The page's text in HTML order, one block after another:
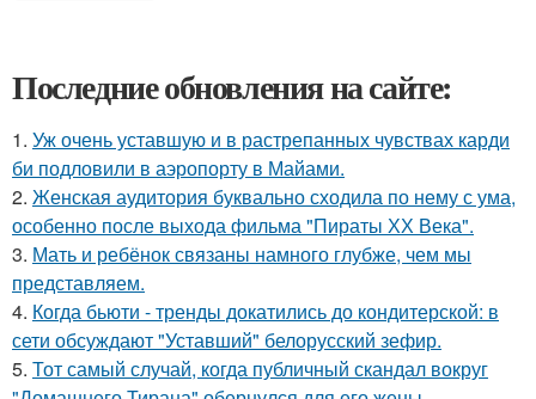
Последние обновления на сайте:
1. Уж очень уставшую и в растрепанных чувствах карди
би подловили в аэропорту в Майами.
2. Женская аудитория буквально сходила по нему с ума,
особенно после выхода фильма "Пираты ХХ Века".
3. Мать и ребёнок связаны намного глубже, чем мы
представляем.
4. Когда бьюти - тренды докатились до кондитерской: в
сети обсуждают "Уставший" белорусский зефир.
5. Тот самый случай, когда публичный скандал вокруг